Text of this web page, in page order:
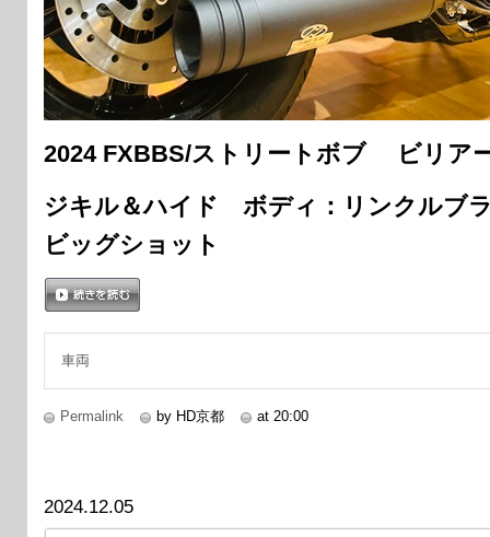
2024 FXBBS/ストリートボブ ビリア
ジキル＆ハイド ボディ：リンクルブ
ビッグショット
車両
Permalink by HD京都 at 20:00
2024.12.05